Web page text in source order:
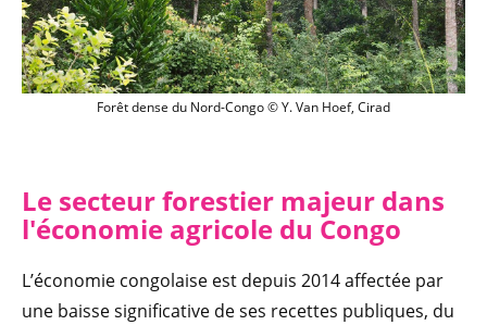
Forêt dense du Nord-Congo © Y. Van
Forêt dense du Nord-Congo © Y. Van Hoef, Cirad
Le secteur forestier majeur dans
l'économie agricole du Congo
L’économie congolaise est depuis 2014 affectée par
une baisse significative de ses recettes publiques, du